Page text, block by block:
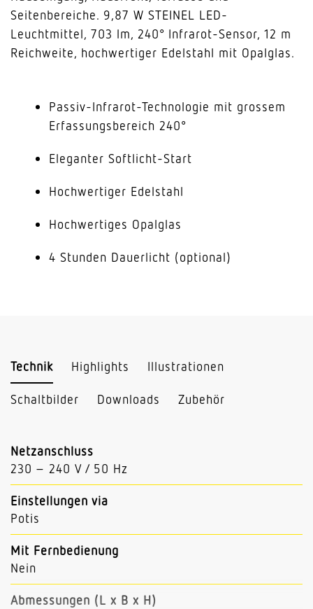
Seitenbereiche. 9,87 W STEINEL LED-
Leuchtmittel, 703 lm, 240° Infrarot-Sensor, 12 m
Reichweite, hochwertiger Edelstahl mit Opalglas.
Passiv-Infrarot-Technologie mit grossem
Erfassungsbereich 240°
Eleganter Softlicht-Start
Hochwertiger Edelstahl
Hochwertiges Opalglas
4 Stunden Dauerlicht (optional)
Technik Highlights Illustrationen
Schaltbilder Downloads Zubehör
Netzanschluss
230 – 240 V / 50 Hz
Einstellungen via
Potis
Mit Fernbedienung
Nein
Abmessungen (L x B x H)